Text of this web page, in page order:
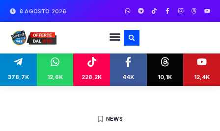
8 AGOSTO 2026
378,7K 12,6K 228,2K 44K 10,1K 12,4K
NEWS